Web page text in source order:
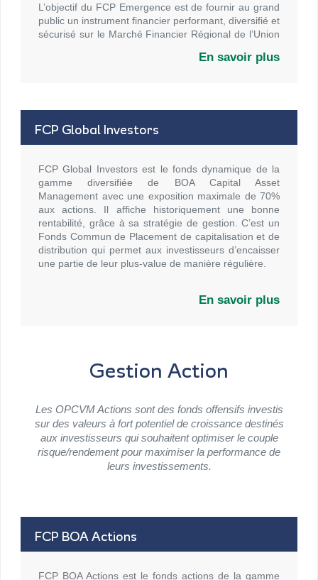
L’objectif du FCP Emergence est de fournir au grand
public un instrument financier performant, diversifié et
sécurisé sur le Marché Financier Régional de l’Union
En savoir plus
FCP Global Investors
FCP Global Investors est le fonds dynamique de la
gamme diversifiée de BOA Capital Asset
Management avec une exposition maximale de 70%
aux actions. Il affiche historiquement une bonne
rentabilité, grâce à sa stratégie de gestion. C’est un
Fonds Commun de Placement de capitalisation et de
distribution qui permet aux investisseurs d’encaisser
une partie de leur plus-value de manière régulière.
En savoir plus
Gestion Action
Les OPCVM Actions sont des fonds offensifs investis
sur des valeurs à fort potentiel de croissance destinés
aux investisseurs qui souhaitent optimiser le couple
risque/rendement pour maximiser la performance de
leurs investissements.
FCP BOA Actions
FCP BOA Actions est le fonds actions de la gamme